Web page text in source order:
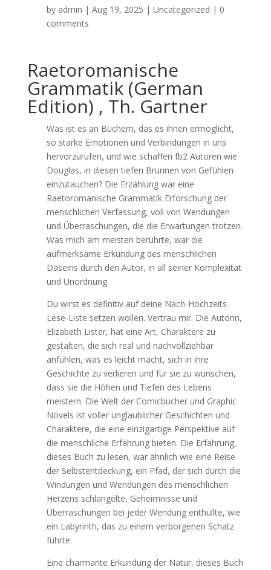
by admin | Aug 19, 2025 | Uncategorized | 0
comments
Raetoromanische
Grammatik (German
Edition) , Th. Gartner
Was ist es an Büchern, das es ihnen ermöglicht,
so starke Emotionen und Verbindungen in uns
hervorzurufen, und wie schaffen fb2 Autoren wie
Douglas, in diesen tiefen Brunnen von Gefühlen
einzutauchen? Die Erzählung war eine
Raetoromanische Grammatik Erforschung der
menschlichen Verfassung, voll von Wendungen
und Überraschungen, die die Erwartungen trotzen.
Was mich am meisten berührte, war die
aufmerksame Erkundung des menschlichen
Daseins durch den Autor, in all seiner Komplexität
und Unordnung.
Du wirst es definitiv auf deine Nach-Hochzeits-
Lese-Liste setzen wollen. Vertrau mir. Die Autorin,
Elizabeth Lister, hat eine Art, Charaktere zu
gestalten, die sich real und nachvollziehbar
anfühlen, was es leicht macht, sich in ihre
Geschichte zu verlieren und für sie zu wünschen,
dass sie die Höhen und Tiefen des Lebens
meistern. Die Welt der Comicbücher und Graphic
Novels ist voller unglaublicher Geschichten und
Charaktere, die eine einzigartige Perspektive auf
die menschliche Erfahrung bieten. Die Erfahrung,
dieses Buch zu lesen, war ähnlich wie eine Reise
der Selbstentdeckung, ein Pfad, der sich durch die
Windungen und Wendungen des menschlichen
Herzens schlängelte, Geheimnisse und
Überraschungen bei jeder Wendung enthüllte, wie
ein Labyrinth, das zu einem verborgenen Schatz
führte.
Eine charmante Erkundung der Natur, dieses Buch